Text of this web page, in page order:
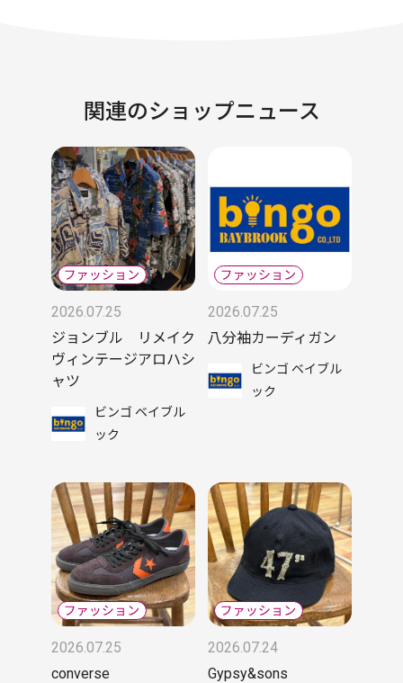
関連のショップニュース
2026.07.25
ジョンブル リメイク
ヴィンテージアロハシ
ャツ
ビンゴ ベイブル
ック
2026.07.25
八分袖カーディガン
ビンゴ ベイブル
ック
2026.07.25
converse
2026.07.24
Gypsy&sons